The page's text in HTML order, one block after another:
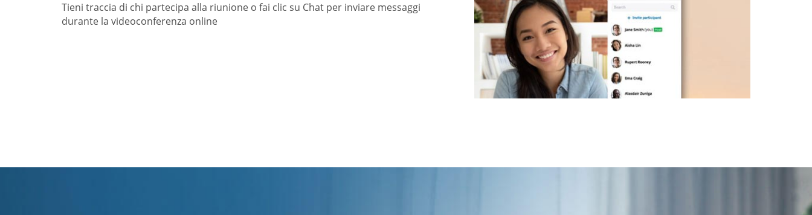
Tieni traccia di chi partecipa alla riunione o fai clic su Chat per inviare messaggi
durante la videoconferenza online